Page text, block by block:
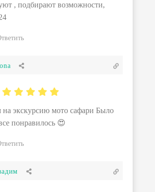
, подбирают возможности,
экскурсию мото сафари Было
понравилось 😍